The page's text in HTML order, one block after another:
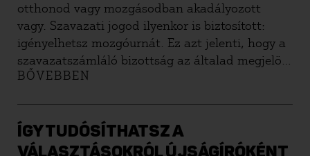
otthonod vagy mozgásodban akadályozott
vagy. Szavazati jogod ilyenkor is biztosított:
igényelhetsz mozgóurnát. Ez azt jelenti, hogy a
szavazatszámláló bizottság az általad megjelölt
címre kiszállítja az urnát, és ott helyben
szavazással kapcsolatos legfontosabb
tudnivalókról olvashatsz.
BŐVEBBEN
ÍGY TUDÓSÍTHATSZ A